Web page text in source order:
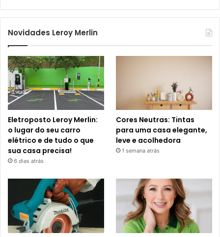
Novidades Leroy Merlin
Eletroposto Leroy Merlin:
o lugar do seu carro
elétrico e de tudo o que
sua casa precisa!
6 dias atrás
Cores Neutras: Tintas
para uma casa elegante,
leve e acolhedora
1 semana atrás